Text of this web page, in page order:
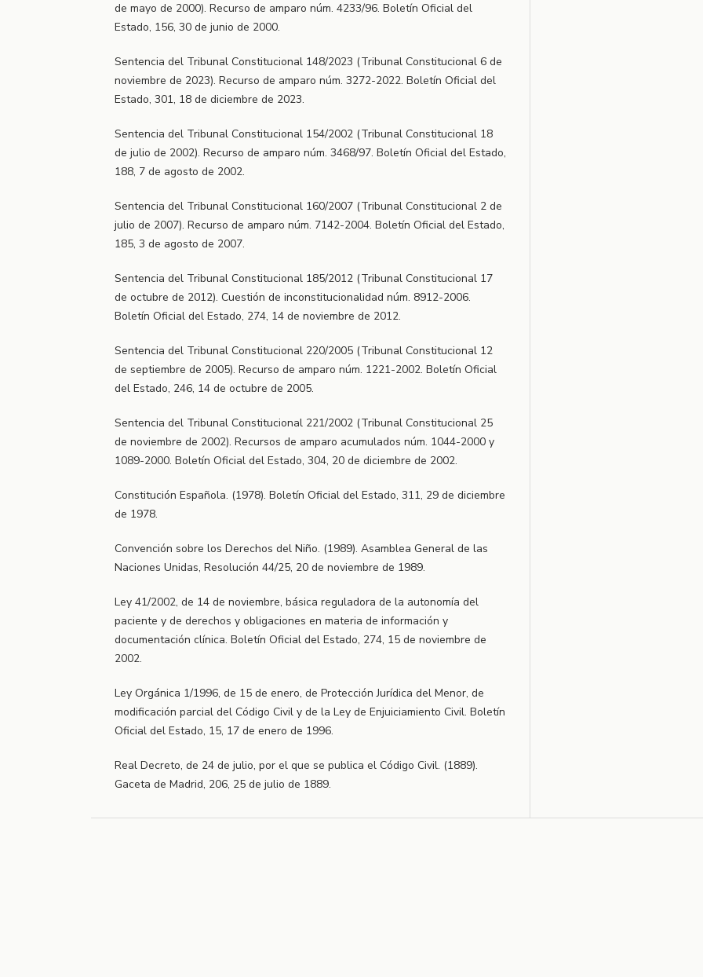
de mayo de 2000). Recurso de amparo núm. 4233/96. Boletín Oficial del
Estado, 156, 30 de junio de 2000.
Sentencia del Tribunal Constitucional 148/2023 (Tribunal Constitucional 6 de
noviembre de 2023). Recurso de amparo núm. 3272-2022. Boletín Oficial del
Estado, 301, 18 de diciembre de 2023.
Sentencia del Tribunal Constitucional 154/2002 (Tribunal Constitucional 18
de julio de 2002). Recurso de amparo núm. 3468/97. Boletín Oficial del Estado,
188, 7 de agosto de 2002.
Sentencia del Tribunal Constitucional 160/2007 (Tribunal Constitucional 2 de
julio de 2007). Recurso de amparo núm. 7142-2004. Boletín Oficial del Estado,
185, 3 de agosto de 2007.
Sentencia del Tribunal Constitucional 185/2012 (Tribunal Constitucional 17
de octubre de 2012). Cuestión de inconstitucionalidad núm. 8912-2006.
Boletín Oficial del Estado, 274, 14 de noviembre de 2012.
Sentencia del Tribunal Constitucional 220/2005 (Tribunal Constitucional 12
de septiembre de 2005). Recurso de amparo núm. 1221-2002. Boletín Oficial
del Estado, 246, 14 de octubre de 2005.
Sentencia del Tribunal Constitucional 221/2002 (Tribunal Constitucional 25
de noviembre de 2002). Recursos de amparo acumulados núm. 1044-2000 y
1089-2000. Boletín Oficial del Estado, 304, 20 de diciembre de 2002.
Constitución Española. (1978). Boletín Oficial del Estado, 311, 29 de diciembre
de 1978.
Convención sobre los Derechos del Niño. (1989). Asamblea General de las
Naciones Unidas, Resolución 44/25, 20 de noviembre de 1989.
Ley 41/2002, de 14 de noviembre, básica reguladora de la autonomía del
paciente y de derechos y obligaciones en materia de información y
documentación clínica. Boletín Oficial del Estado, 274, 15 de noviembre de
2002.
Ley Orgánica 1/1996, de 15 de enero, de Protección Jurídica del Menor, de
modificación parcial del Código Civil y de la Ley de Enjuiciamiento Civil. Boletín
Oficial del Estado, 15, 17 de enero de 1996.
Real Decreto, de 24 de julio, por el que se publica el Código Civil. (1889).
Gaceta de Madrid, 206, 25 de julio de 1889.